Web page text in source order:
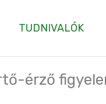
TUDNIVALÓK
érző